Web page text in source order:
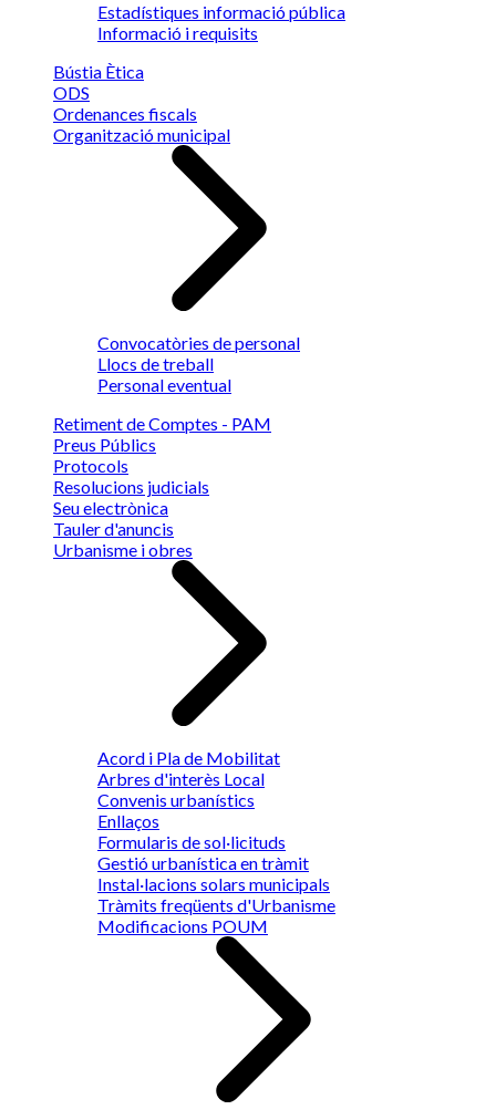
Estadístiques informació pública
Informació i requisits
Bústia Ètica
ODS
Ordenances fiscals
Organització municipal
Convocatòries de personal
Llocs de treball
Personal eventual
Retiment de Comptes - PAM
Preus Públics
Protocols
Resolucions judicials
Seu electrònica
Tauler d'anuncis
Urbanisme i obres
Acord i Pla de Mobilitat
Arbres d'interès Local
Convenis urbanístics
Enllaços
Formularis de sol·licituds
Gestió urbanística en tràmit
Instal·lacions solars municipals
Tràmits freqüents d'Urbanisme
Modificacions POUM